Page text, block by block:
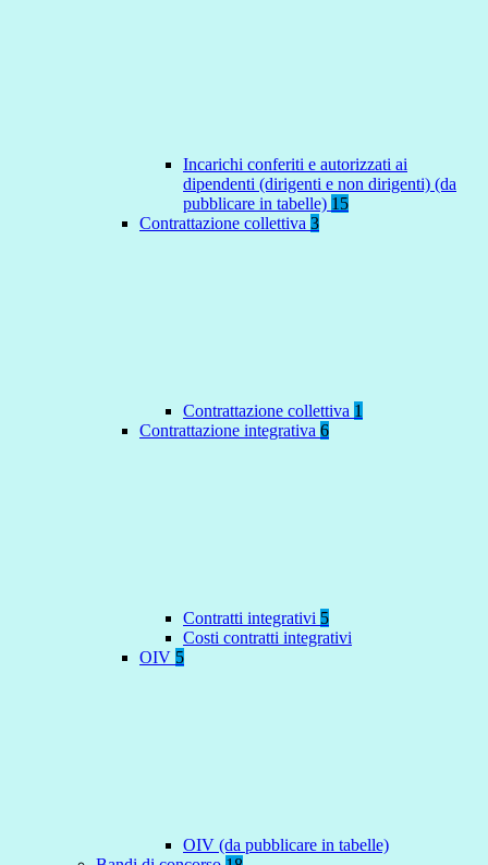
Incarichi conferiti e autorizzati ai
dipendenti (dirigenti e non dirigenti) (da
pubblicare in tabelle) 15
Contrattazione collettiva 3
Contrattazione collettiva 1
Contrattazione integrativa 6
Contratti integrativi 5
Costi contratti integrativi
OIV 5
OIV (da pubblicare in tabelle)